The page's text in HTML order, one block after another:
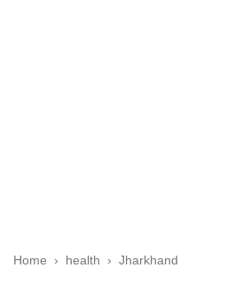
Home › health › Jharkhand